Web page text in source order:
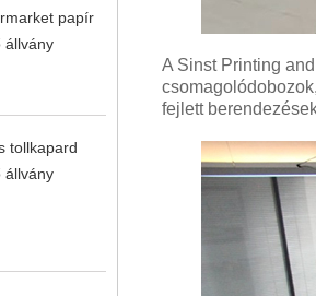
papír
állvány
tollkapard
állvány
A Sinst Printing
fejlett